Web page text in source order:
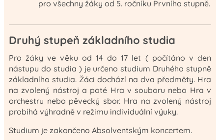
pro všechny žáky od 5. ročníku Prvního stupně.
Druhý stupeň základního studia
Pro žáky ve věku od 14 do 17 let ( počítáno v den
nástupu do studia ) je určeno studium Druhého stupně
základního studia. Žáci dochází na dva předměty. Hra
na zvolený nástroj a poté Hra v souboru nebo Hra v
orchestru nebo pěvecký sbor. Hra na zvolený nástroj
probíhá výhradně v režimu individuální výuky.
Studium je zakončeno Absolventským koncertem.